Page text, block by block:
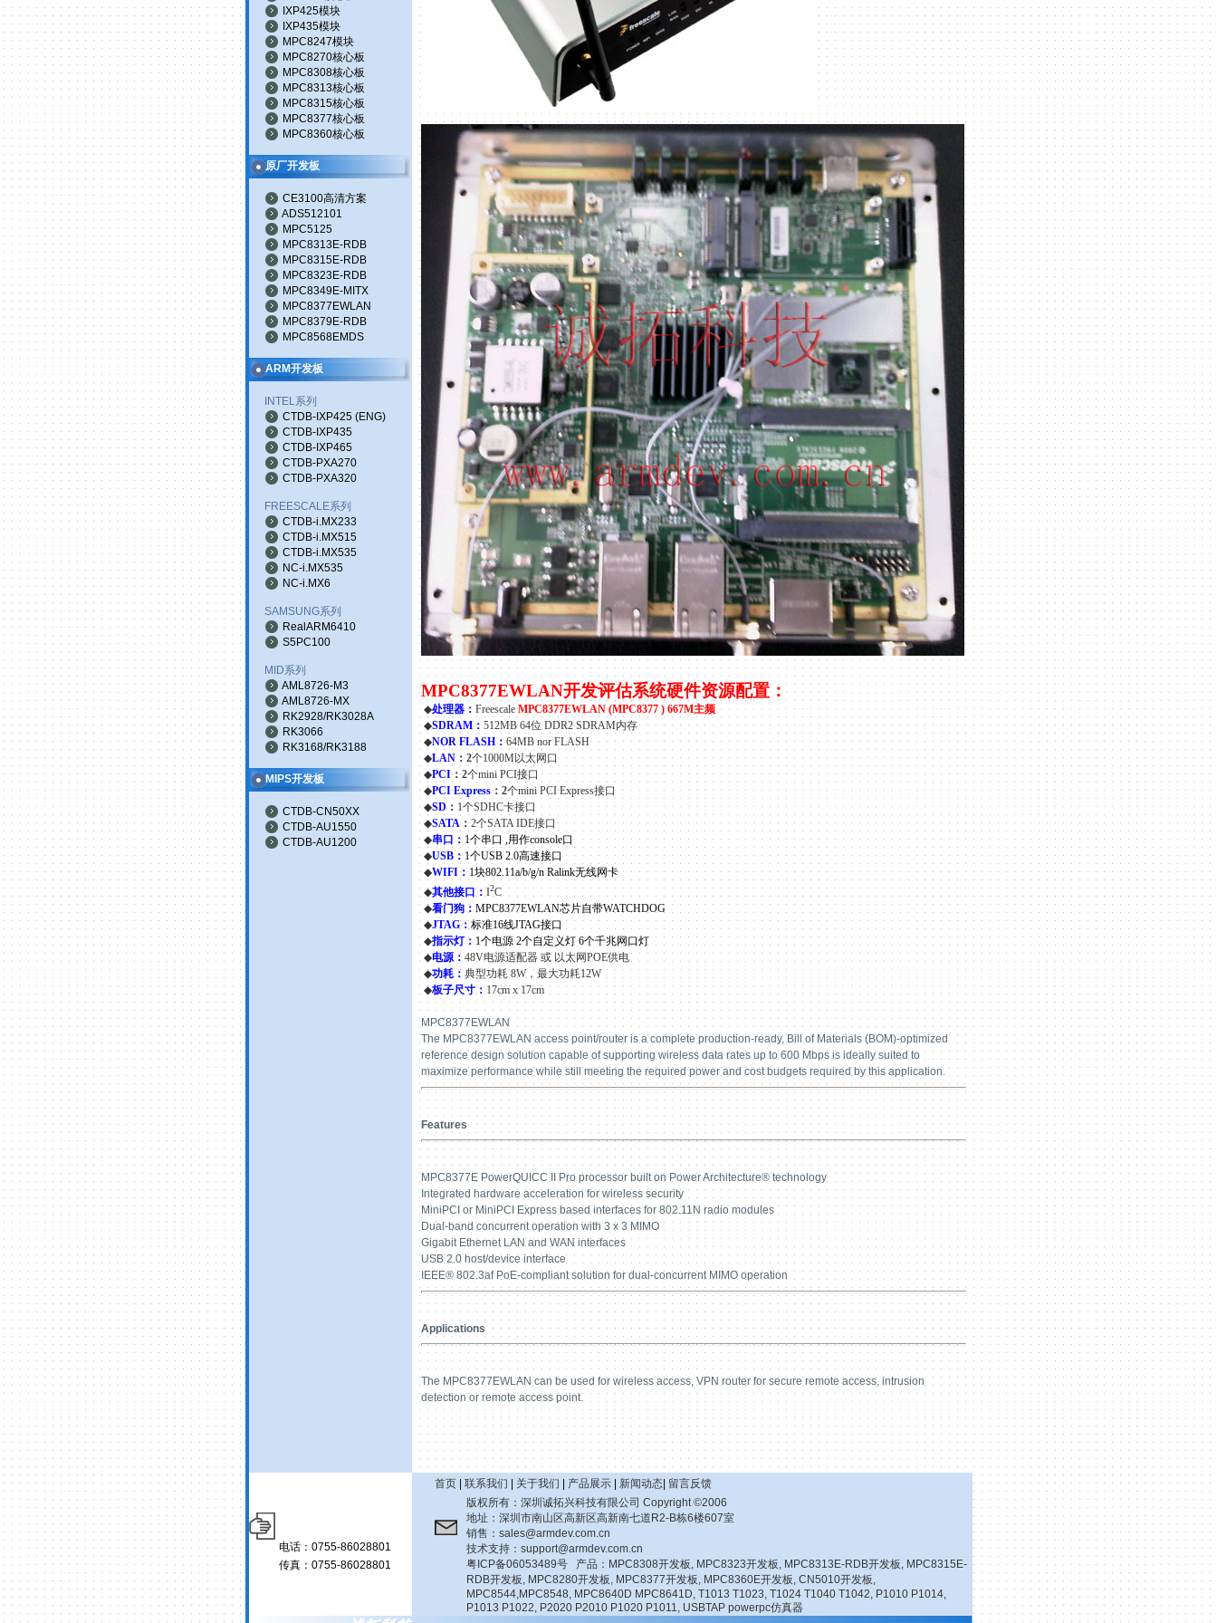
IXP425模块
IXP435模块
MPC8247模块
MPC8270核心板
MPC8308核心板
MPC8313核心板
MPC8315核心板
MPC8377核心板
MPC8360核心板
原厂开发板
CE3100高清方案
ADS512101
MPC5125
MPC8313E-RDB
MPC8315E-RDB
MPC8323E-RDB
MPC8349E-MITX
MPC8377EWLAN
MPC8379E-RDB
MPC8568EMDS
ARM开发板
INTEL系列
CTDB-IXP425(ENG)
CTDB-IXP435
CTDB-IXP465
CTDB-PXA270
CTDB-PXA320
FREESCALE系列
CTDB-i.MX233
CTDB-i.MX515
CTDB-i.MX535
NC-i.MX535
NC-i.MX6
SAMSUNG系列
RealARM6410
S5PC100
MID系列
AML8726-M3
AML8726-MX
RK2928/RK3028A
RK3066
RK3168/RK3188
MIPS开发板
CTDB-CN50XX
CTDB-AU1550
CTDB-AU1200
MPC8377EWLAN开发评估系统硬件资源配置：
◆处理器： FreescaleMPC8377EWLAN (MPC8377 ) 667M主频
◆SDRAM： 512MB 64位DDR2 SDRAM内存
◆NOR FLASH： 64MB nor FLASH
◆LAN： 2个1000M 以太网口
◆PCI：2个mini PCI接口
◆PCI Express：2个mini PCI Express接口
◆SD ： 1个SDHC卡接口
◆SATA：2个SATA IDE接口
◆串口： 1个串口 ,用作console口
◆USB： 1个USB 2.0高速接口
◆WIFI：1块802.11a/b/g/n Ralink无线网卡
◆其他接口：I2C
◆看门狗： MPC8377EWLAN芯片自带WATCHDOG
◆JTAG：标准16线JTAG接口
◆指示灯： 1个电源2个自定义灯 6个千兆网口灯
◆电源： 48V电源适配器 或 以太网POE供电
◆功耗： 典型功耗8W，最大功耗12W
◆板子尺寸：17cm x 17cm
MPC8377EWLAN
The MPC8377EWLAN access point/router is a complete production-ready, Bill of Materials (BOM)-optimized
reference design solution capable of supporting wireless data rates up to 600 Mbps is ideally suited to
maximize performance while still meeting the required power and cost budgets required by this application.
Features
MPC8377E PowerQUICC II Pro processor built on Power Architecture® technology
Integrated hardware acceleration for wireless security
MiniPCI or MiniPCI Express based interfaces for 802.11N radio modules
Dual-band concurrent operation with 3 x 3 MIMO
Gigabit Ethernet LAN and WAN interfaces
USB 2.0 host/device interface
IEEE® 802.3af PoE-compliant solution for dual-concurrent MIMO operation
Applications
The MPC8377EWLAN can be used for wireless access, VPN router for secure remote access, intrusion
detection or remote access point.
电话：0755-86028801
传真：0755-86028801
首页| 联系我们 关于我们 产品展示| 新闻动态| 留言反馈
版权所有：深圳诚拓兴科技有限公司 Copyright ©2006
地址：深圳市南山区高新区高新南七道R2-B栋6楼607室
销售：sales@armdev.com.cn
技术支持：support@armdev.com.cn
粤ICP备06053489号产品： MPC8308开发板, MPC8323开发板, MPC8313E-RDB开发板, MPC8315E-
RDB开发板, MPC8280开发板, MPC8377开发板, MPC8360E开发板, CN5010开发板,
MPC8544,MPC8548, MPC8640D MPC8641D, T1013 T1023, T1024 T1040 T1042, P1010 P1014,
P1013 P1022, P2020 P2010 P1020 P1011, USBTAP powerpc仿真器